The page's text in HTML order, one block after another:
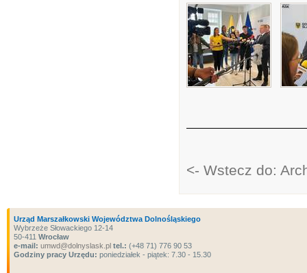
<- Wstecz do:
Urząd Marszałkowski Województwa Dolnośląskiego
Wybrzeże Słowackiego 12-14
50-411 Wrocław
e-mail: umwd@dolnyslask.pl tel.: (+48 71) 776 90 53
Godziny pracy Urzędu: poniedziałek - piątek: 7.30 - 15.30